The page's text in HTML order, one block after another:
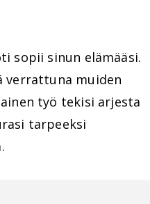
sopii sinun elämääsi.
muiden
työ tekisi arjesta
tarpeeksi